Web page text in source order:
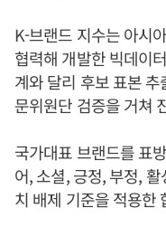
K-브랜드 지수는 아시
협력해 개발한 빅데이
계와 달리 후보 표본
문위원단 검증을 거쳐
국가대표 브랜드를 표
어, 소셜, 긍정, 부정,
치 배제 기준을 적용한